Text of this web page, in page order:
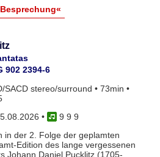
902 2394-6
SACD stereo/surround • 73min •
•
9 9 9
in der 2. Folge der geplamten
Edition des lange vergessenen
Johann Daniel Pucklitz (1705-